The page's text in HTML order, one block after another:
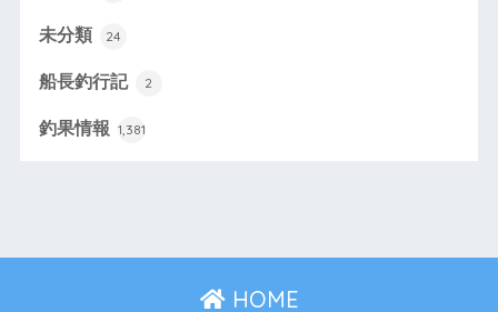
未分類 24
船長釣行記 2
釣果情報 1,381
HOME